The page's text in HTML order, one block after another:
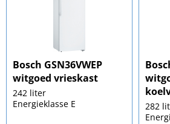
Bosch GSN36VWEP
witgoed vrieskast
242 liter
Energieklasse E
282